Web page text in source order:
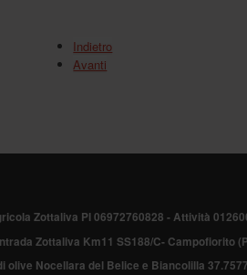
Indietro
Avanti
Zottaliva PI 06972760828 -Attività
Zottaliva Km11 SS188/C- Campofiorito
olive Nocellara del Belice e Biancolilla